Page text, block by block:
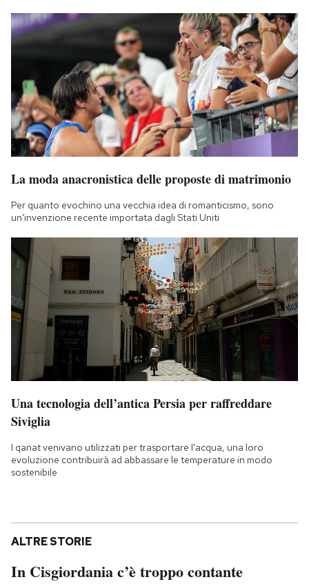
La moda anacronistica delle proposte di matrimonio
Per quanto evochino una vecchia idea di romanticismo, sono
un'invenzione recente importata dagli Stati Uniti
Una tecnologia dell’antica Persia per raffreddare
Siviglia
I qanat venivano utilizzati per trasportare l'acqua, una loro
evoluzione contribuirà ad abbassare le temperature in modo
sostenibile
ALTRE STORIE
In Cisgiordania c’è troppo contante